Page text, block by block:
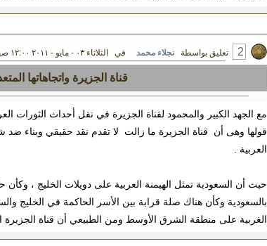
2 تعليق بواسطة نجلاء محمد في الثلاثاء ٠٣ - مايو - ٢٠١١ ١٢:٠٠ صباحاً
قناة الجزيرة واتجاهاتها
مع الجهد الكبير والمحمود لقناة الجزيرة في نقل أحداث الثورات
قولها وهى أن قناة الجزيرة ما زالت لا تقدم نقد حقيقي وبناء ضد
العربية .
حيث أن السعودية تمثل الهيمنة العربية على دويلات الخليج ،
بالسعودية وكأن هناك صلة قرابة بين الأسر الحاكمة في الخليج
الغربية على منطقة الشرق الأوسط ومن الطبيعي أن قناة الجزيرة